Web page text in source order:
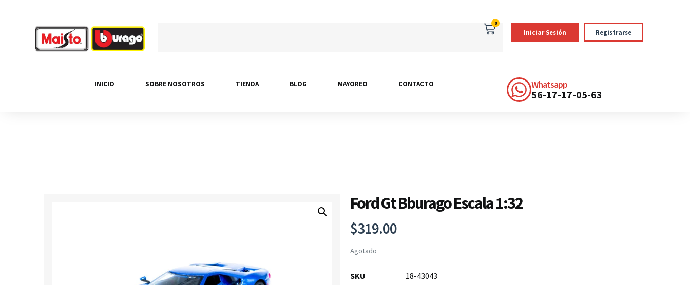
0
Iniciar Sesión Registrarse
INICIO SOBRE NOSOTROS TIENDA BLOG MAYOREO CONTACTO Whatsapp
56-17-17-05-63
Ford Gt Bburago Escala 1:32
$319.00
Agotado
SKU
18-43043